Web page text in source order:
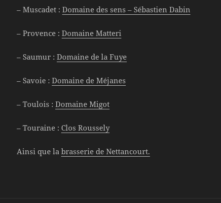
– Muscadet :Domaine des sens – Sébastien Dabin
– Provence :Domaine Matteri
– Saumur :Domaine de la Fuye
– Savoie :Domaine de Méjanes
– Toulois :Domaine Migot
– Touraine : Clos Roussely
Ainsi que labrasserie de Nettancourt.